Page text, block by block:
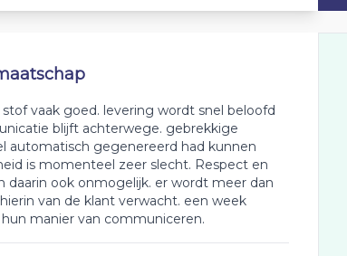
vaak goed. levering wordt snel beloofd
blijft achterwege. gebrekkige
automatisch gegenereerd had kunnen
is momenteel zeer slecht. Respect en
ook onmogelijk. er wordt meer dan
van de klant verwacht. een week
manier van communiceren.